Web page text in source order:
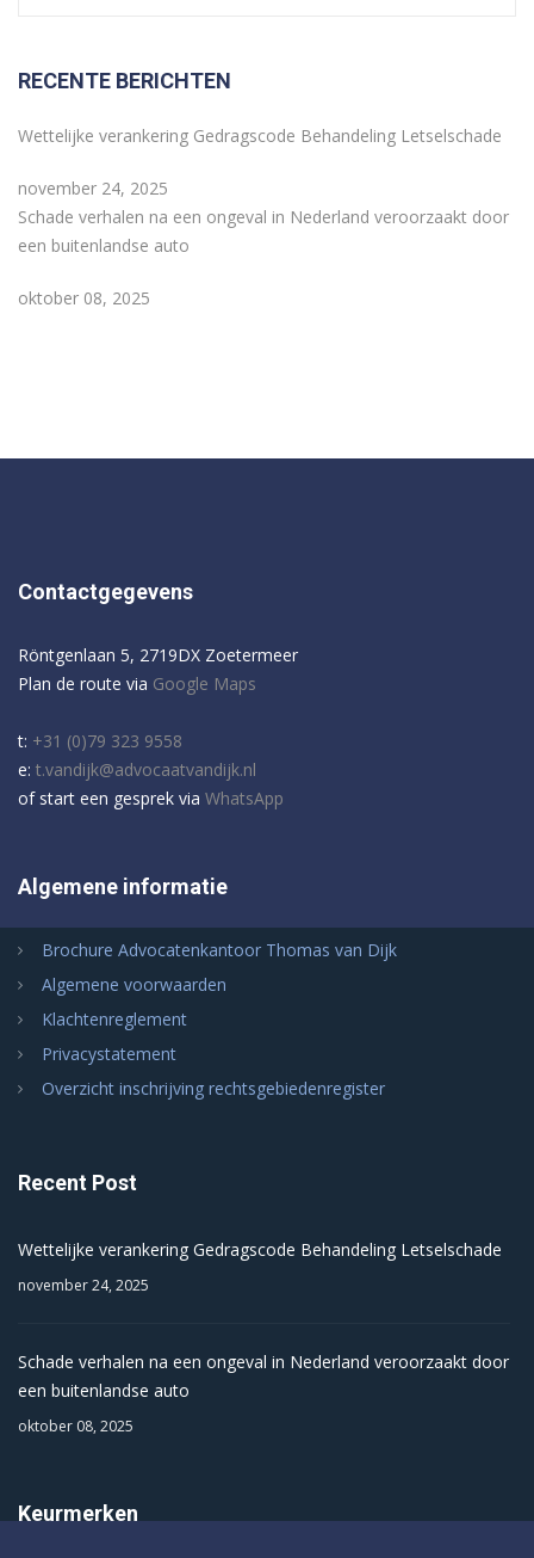
RECENTE BERICHTEN
Wettelijke verankering Gedragscode Behandeling Letselschade
november 24, 2025
Schade verhalen na een ongeval in Nederland veroorzaakt door
een buitenlandse auto
oktober 08, 2025
Contactgegevens
Röntgenlaan 5, 2719DX Zoetermeer
Plan de route via Google Maps
t: +31 (0)79 323 9558
e: t.vandijk@advocaatvandijk.nl
of start een gesprek via WhatsApp
Algemene informatie
Brochure Advocatenkantoor Thomas van Dijk
Algemene voorwaarden
Klachtenreglement
Privacystatement
Overzicht inschrijving rechtsgebiedenregister
Recent Post
Wettelijke verankering Gedragscode Behandeling Letselschade
november 24, 2025
Schade verhalen na een ongeval in Nederland veroorzaakt door
een buitenlandse auto
oktober 08, 2025
Keurmerken